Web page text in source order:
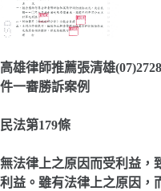
高雄律師推薦張清雄
件一審勝訴案例
民法第179條
無法律上之原因而受利益，
利益。雖有法律上之原因，